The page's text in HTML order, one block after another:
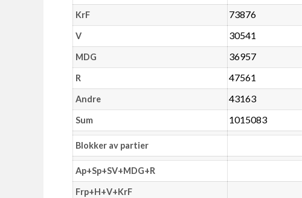
KrF 73876
V 30541
MDG 36957
R 47561
Andre 43163
Sum 1015083
Blokker av partier
Ap+Sp+SV+MDG+R
Frp+H+V+KrF